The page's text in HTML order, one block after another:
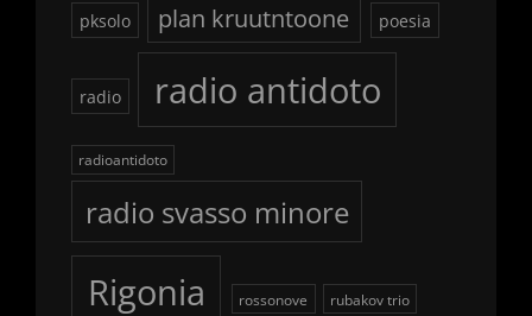
pksolo plan kruutntoone poesia
radio radio antidoto
radioantidoto
radio svasso minore
Rigonia rossonove rubakov trio